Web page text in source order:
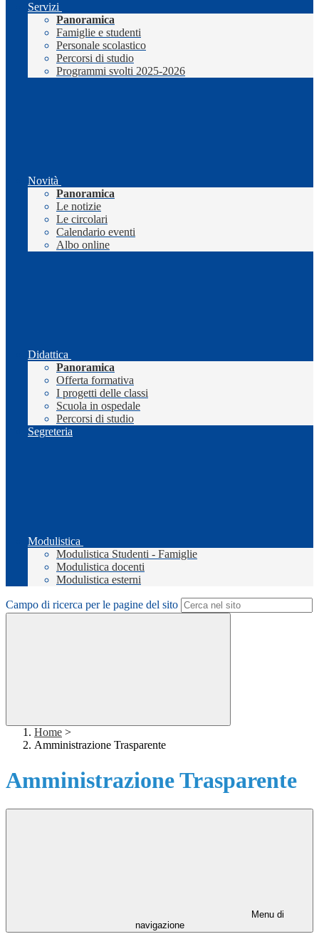
Servizi
Panoramica
Famiglie e studenti
Personale scolastico
Percorsi di studio
Programmi svolti 2025-2026
Novità
Panoramica
Le notizie
Le circolari
Calendario eventi
Albo online
Didattica
Panoramica
Offerta formativa
I progetti delle classi
Scuola in ospedale
Percorsi di studio
Segreteria
Modulistica
Modulistica Studenti - Famiglie
Modulistica docenti
Modulistica esterni
Campo di ricerca per le pagine del sito
Home >
Amministrazione Trasparente
Amministrazione Trasparente
Menu di
navigazione